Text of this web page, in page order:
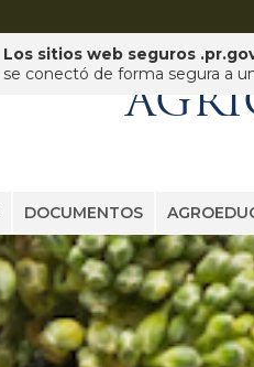
Los sitios web seguros
se conectó de forma segura a
DOCUMENTOS